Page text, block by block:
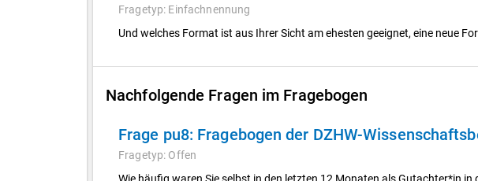
Fragetyp: Einfachnennung
Und welches Format ist aus Ihrer Sicht am ehesten geeignet, eine neue
Nachfolgende Fragen im Fragebogen
Frage pu8: Fragebogen der DZHW-
Fragetyp: Offen